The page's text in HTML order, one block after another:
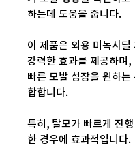
하는데 도움을 줍니다.
이 제품은 외용 미녹시딜
강력한 효과를 제공하며,
빠른 모발 성장을 원하는
합합니다.
특히, 탈모가 빠르게 진
한 경우에 효과적입니다.